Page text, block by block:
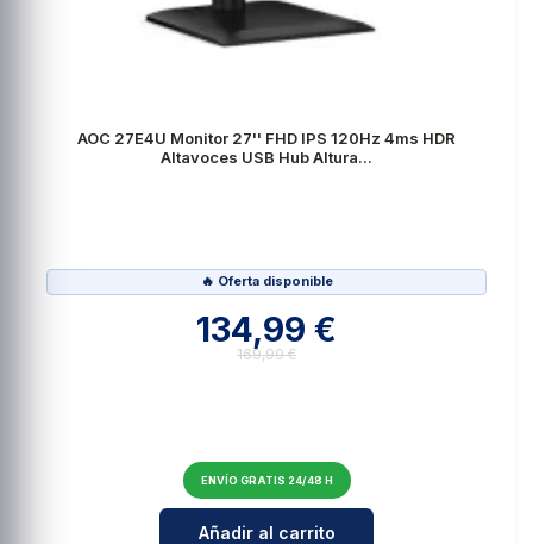
AOC 27E4U Monitor 27'' FHD IPS 120Hz 4ms HDR
Altavoces USB Hub Altura...
🔥 Oferta disponible
134,99 €
169,99 €
ENVÍO GRATIS 24/48 H
Cantidad para AOC 27E4U
Añadir al carrito